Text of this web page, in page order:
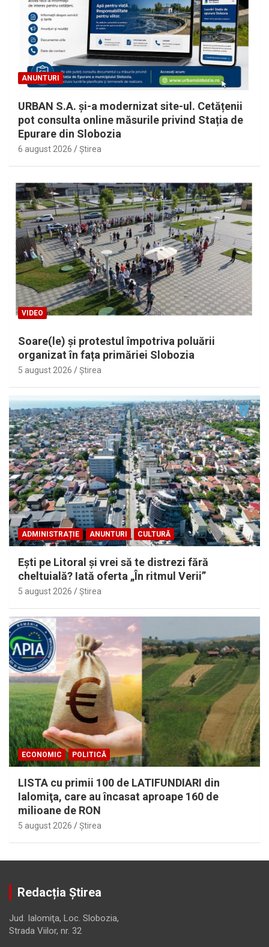
ANUNTURI
URBAN S.A. și-a modernizat site-ul. Cetățenii
pot consulta online măsurile privind Stația de
Epurare din Slobozia
6 august 2026 Ştirea
VIDEO
Soare(le) și protestul împotriva poluării
organizat în fața primăriei Slobozia
5 august 2026 Ştirea
ADMINISTRAȚIE ANUNTURI CULTURĂ
Eşti pe Litoral şi vrei să te distrezi fără
cheltuială? Iată oferta „În ritmul Verii”
5 august 2026 Ştirea
ECONOMIC POLITICĂ
LISTA cu primii 100 de LATIFUNDIARI din
Ialomiţa, care au încasat aproape 160 de
milioane de RON
5 august 2026 Ştirea
Redacția Știrea
Jud. Ialomiţa, Loc. Slobozia,
Strada Viilor, nr. 32